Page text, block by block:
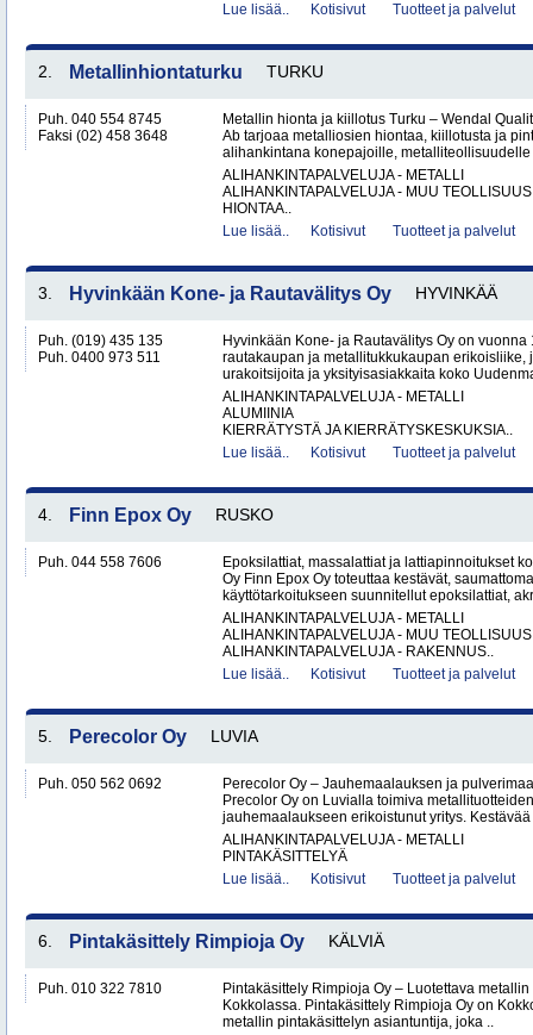
Lue lisää..
Kotisivut Tuotteet ja palvelut
2. Metallinhiontaturku TURKU
Puh. 040 554 8745
Faksi (02) 458 3648
Metallin hionta ja kiillotus Turku – Wendal
Ab tarjoaa metalliosien hiontaa, kiillotusta ja
alihankintana konepajoille, metalliteollisuudelle
ALIHANKINTAPALVELUJA - METALLI
ALIHANKINTAPALVELUJA - MUU TEOLLISUUS
HIONTAA..
Lue lisää..
Kotisivut Tuotteet ja palvelut
3. Hyvinkään Kone- ja Rautavälitys Oy HYVINKÄÄ
Puh. (019) 435 135
Puh. 0400 973 511
Hyvinkään Kone- ja Rautavälitys Oy on
rautakaupan ja metallitukkukaupan erikoisliike,
urakoitsijoita ja yksityisasiakkaita koko
ALIHANKINTAPALVELUJA - METALLI
ALUMIINIA
KIERRÄTYSTÄ JA KIERRÄTYSKESKUKSIA..
Lue lisää..
Kotisivut Tuotteet ja palvelut
4. Finn Epox Oy RUSKO
Puh. 044 558 7606
Epoksilattiat, massalattiat ja lattiapinnoitukset
Oy Finn Epox Oy toteuttaa kestävät,
käyttötarkoitukseen suunnitellut epoksilattiat,
ALIHANKINTAPALVELUJA - METALLI
ALIHANKINTAPALVELUJA - MUU TEOLLISUUS
ALIHANKINTAPALVELUJA - RAKENNUS..
Lue lisää..
Kotisivut Tuotteet ja palvelut
5. Perecolor Oy LUVIA
Puh. 050 562 0692
Perecolor Oy – Jauhemaalauksen ja
Precolor Oy on Luvialla toimiva
jauhemaalaukseen erikoistunut yritys.
ALIHANKINTAPALVELUJA - METALLI
PINTAKÄSITTELYÄ
Lue lisää..
Kotisivut Tuotteet ja palvelut
6. Pintakäsittely Rimpioja Oy KÄLVIÄ
Puh. 010 322 7810
Pintakäsittely Rimpioja Oy – Luotettava
Kokkolassa. Pintakäsittely Rimpioja Oy on
metallin pintakäsittelyn asiantuntija, joka ..